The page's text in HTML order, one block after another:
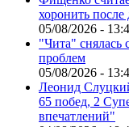
хоронить
05/08/2026 -
"Чита" снялась
проблем
05/08/2026 -
Леонид
65 побед, 2
впечатлений"